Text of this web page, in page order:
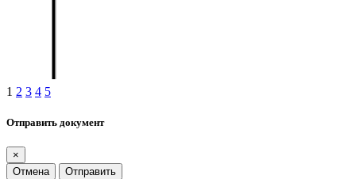
1 2 3 4 5
Отправить документ
×
Отмена
Отправить